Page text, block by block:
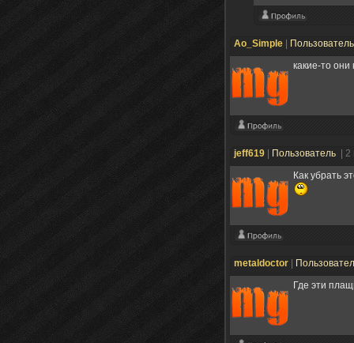
Ao_Simple
какие-то они
jeff619 Пользователь
|
Как убрать
metaldoctor
Где эти